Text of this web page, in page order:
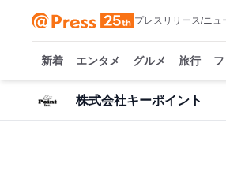
プレスリリース/ニ
新着 エンタメ グルメ 旅行
株式会社キーポイント